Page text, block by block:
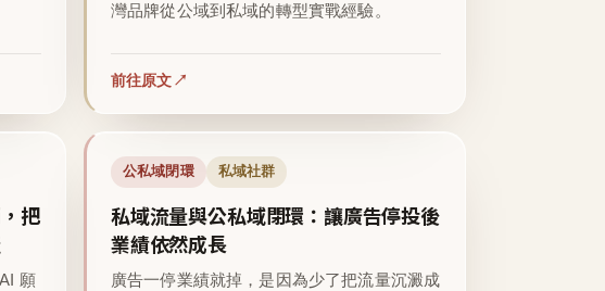
灣品牌從公域到私域的轉型實戰經驗。
前往原文
把
願
公私域閉環 私域社群
私域流量與公私域閉環：讓廣告停投後
業績依然成長
廣告一停業績就掉，是因為少了把流量沉澱成